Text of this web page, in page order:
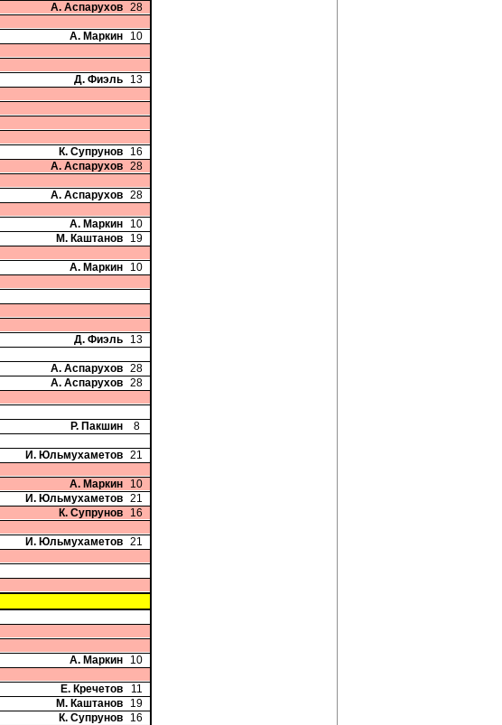
А. Аспарухов 28
А. Маркин
10
Д. Фиэль
13
К. Супрунов
16
А. Аспарухов 28
А. Аспарухов 28
А. Маркин
10
М. Каштанов
19
А. Маркин
10
Д. Фиэль
13
А. Аспарухов 28
А. Аспарухов 28
Р. Пакшин
8
И. Юльмухаметов 21
А. Маркин
10
И. Юльмухаметов 21
К. Супрунов
16
И. Юльмухаметов 21
А. Маркин
10
Е. Кречетов
11
М. Каштанов
19
К. Супрунов
16